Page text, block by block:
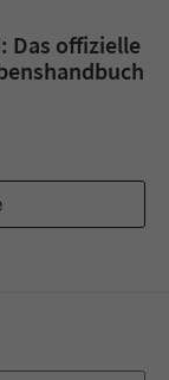
Das offizielle